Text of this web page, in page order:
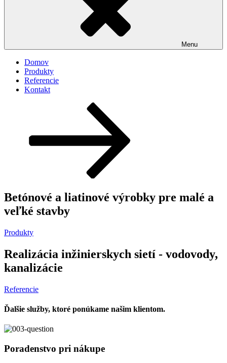
Menu
Domov
Produkty
Referencie
Kontakt
Betónové a liatinové výrobky pre malé a
veľké stavby
Produkty
Realizácia inžinierskych sietí - vodovody,
kanalizácie
Referencie
Ďalšie služby, ktoré ponúkame našim klientom.
Poradenstvo pri nákupe